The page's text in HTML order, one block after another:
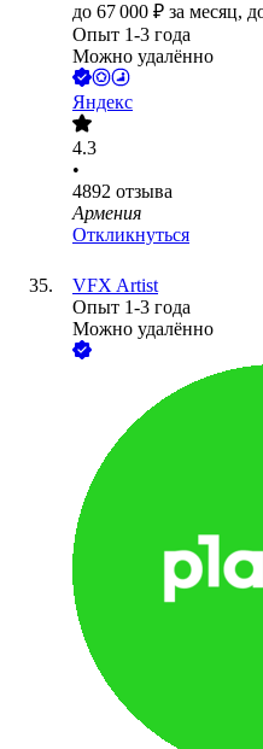
до 67 000 ₽ за месяц,
Опыт 1-3 года
Можно удалённо
Яндекс
4.3
•
4892 отзыва
Армения
Откликнуться
VFX Artist
Опыт 1-3 года
Можно удалённо